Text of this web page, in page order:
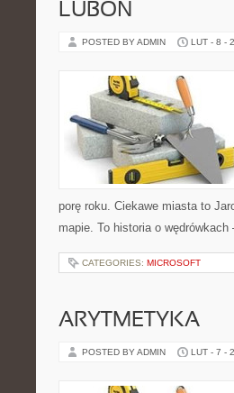
LUBOŃ
POSTED BY ADMIN LUT - 8 -
porę roku. Ciekawe miasta to
mapie. To historia o
CATEGORIES: MICROSOFT
ARYTMETYKA
POSTED BY ADMIN LUT - 7 -